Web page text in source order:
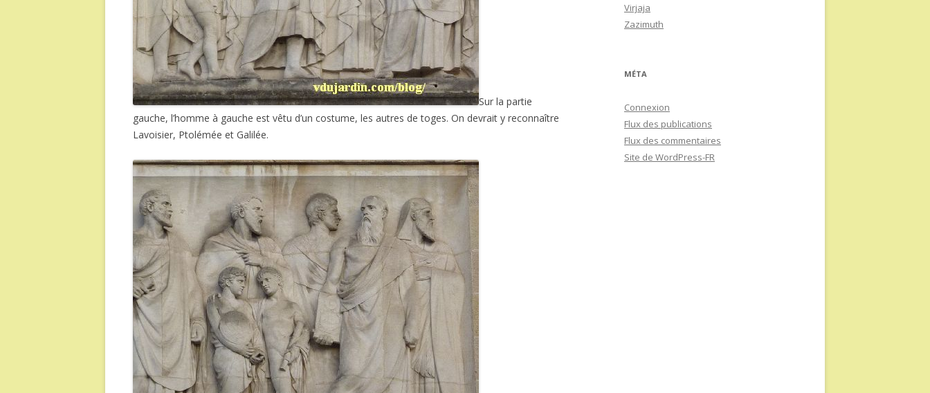
Sur la partie
gauche, l’homme à gauche est vêtu d’un costume, les autres de toges. On devrait y reconnaître
Lavoisier, Ptolémée et Galilée.
Virjaja
Zazimuth
MÉTA
Connexion
Flux des publications
Flux des commentaires
Site de WordPress-FR